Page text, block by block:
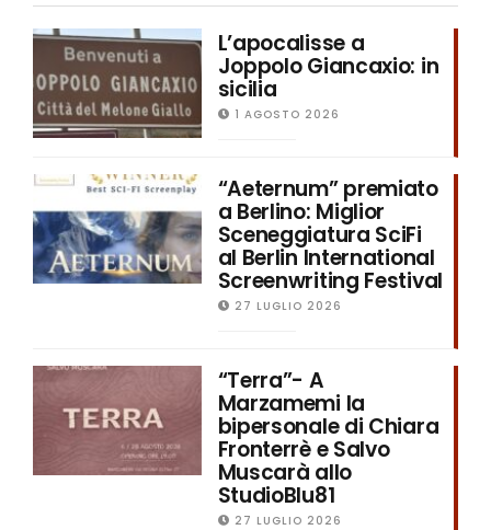
L’apocalisse a
Joppolo Giancaxio: in
sicilia
1 AGOSTO 2026
“Aeternum” premiato
a Berlino: Miglior
Sceneggiatura SciFi
al Berlin International
Screenwriting Festival
27 LUGLIO 2026
“Terra”- A
Marzamemi la
bipersonale di Chiara
Fronterrè e Salvo
Muscarà allo
StudioBlu81
27 LUGLIO 2026